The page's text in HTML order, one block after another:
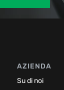
AZIENDA
Su di noi